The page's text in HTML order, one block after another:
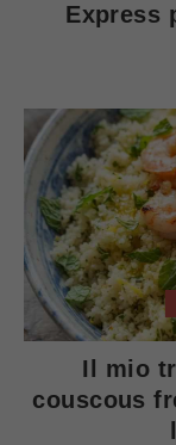
Express
Il mio
couscous